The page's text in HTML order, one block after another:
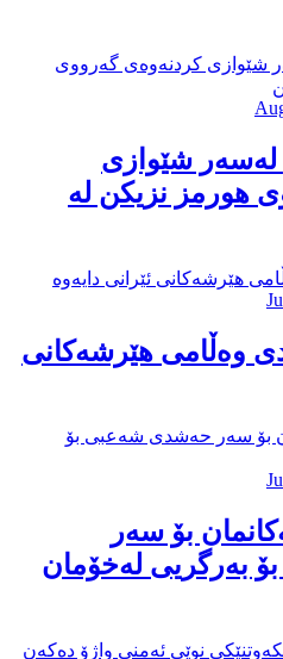
لەسەر شێوازی
هورمز نزیكن لە
وەڵامی هێرشەکانی
بۆ سەر
بەرگریی لەخۆمان